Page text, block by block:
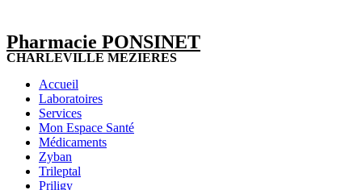
Pharmacie PONSINET
CHARLEVILLE MEZIERES
Accueil
Laboratoires
Services
Mon Espace Santé
Médicaments
Zyban
Trileptal
Priligy